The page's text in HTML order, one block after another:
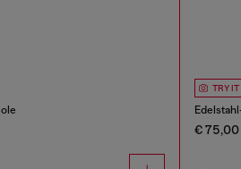
TRY IT
€ 75,00